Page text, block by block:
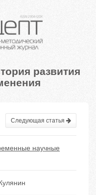
развития
Следующая статья
научные